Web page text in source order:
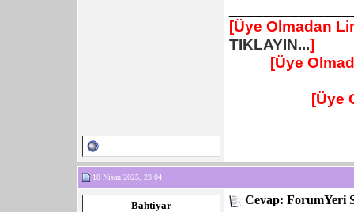
[Üye Olmadan
TIKLAYIN...]
[Üye
[Üye
18 Nisan 2025, 23:04
Bahtiyar Cevap: ForumYeri